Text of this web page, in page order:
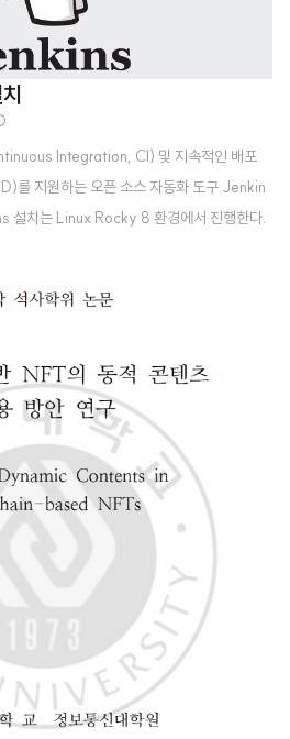
Integration, CI) 및 지속적인 배포
지원하는 오픈 소스 자동화 도구 Jenkin
설치는 Linux Rocky 8 환경에서 진행한다.
인이 설치하는 젠킨스에 적절한 Java 버전을
requirements/..